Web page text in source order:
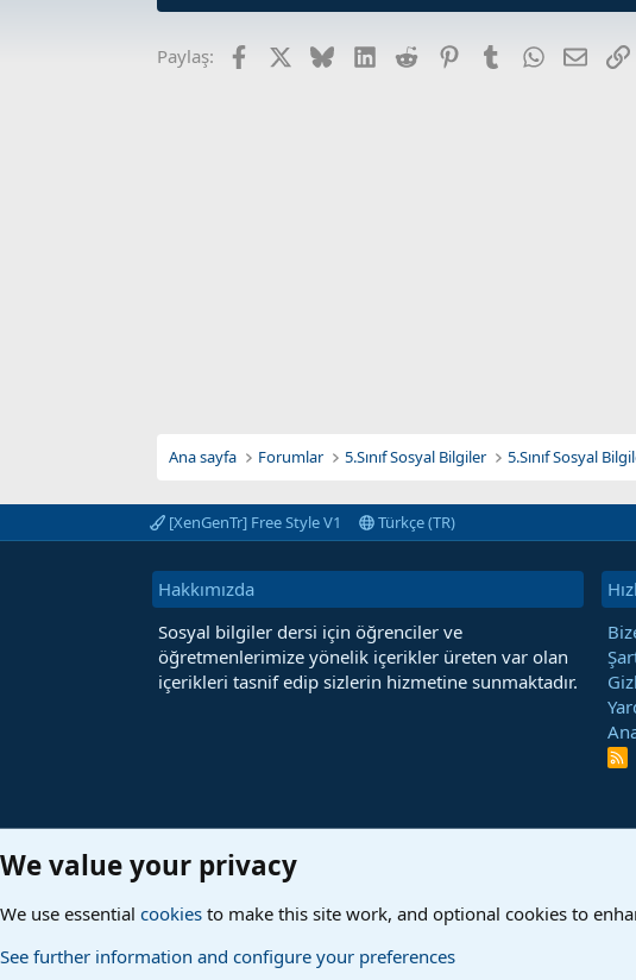
Paylaş: Facebook BlueskyLinkedIn
Reddit PinterestTumblrWhatsApp
E-posta
Ana sayfa Forumlar 5.Sınıf Sosyal Bilgiler 5.Sınıf Sosyal
[XenGenTr] Free Style V1 Türkçe (TR)
Hakkımızda
Sosyal bilgiler dersi için öğrenciler ve
öğretmenlerimize yönelik içerikler üreten var olan
içerikleri tasnif edip sizlerin hizmetine sunmaktadır.
R
We value your privacy
We use essential cookies to make this site work, and optional cookies to
See further information and configure your preferences